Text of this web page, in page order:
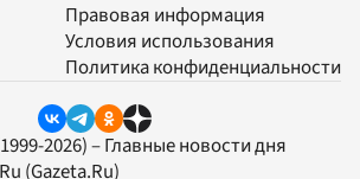
Правовая информация
Условия использования
Политика конфиденциальности
2026) – Главные новости дня
(Gazeta.Ru)